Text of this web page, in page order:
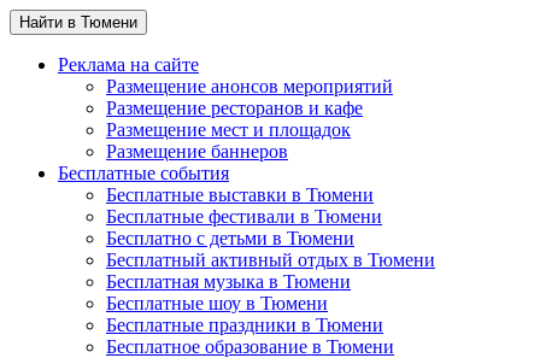
Найти в Тюмени
Реклама на сайте
Размещение анонсов мероприятий
Размещение ресторанов и кафе
Размещение мест и площадок
Размещение баннеров
Бесплатные события
Бесплатные выставки в Тюмени
Бесплатные фестивали в Тюмени
Бесплатно с детьми в Тюмени
Бесплатный активный отдых в Тюмени
Бесплатная музыка в Тюмени
Бесплатные шоу в Тюмени
Бесплатные праздники в Тюмени
Бесплатное образование в Тюмени